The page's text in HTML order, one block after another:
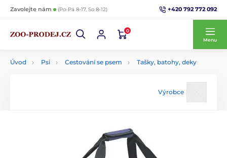
Zavolejte nám (Po-Pá 8-17, So 8-12) +420 792 772 092
0
Menu
Úvod Psi Cestování se psem Tašky, batohy, deky
Výrobce